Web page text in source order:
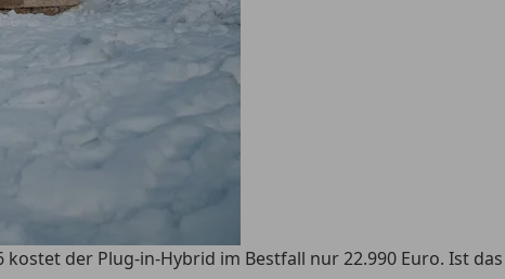
der Plug-in-Hybrid im Bestfall nur 22.990 Euro. Ist das